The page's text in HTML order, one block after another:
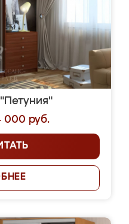
000 руб.